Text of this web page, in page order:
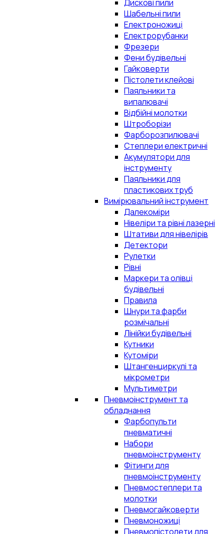
Дискові пили
Шабельні пили
Електроножиці
Електрорубанки
Фрезери
Фени будівельні
Гайковерти
Пістолети клейові
Паяльники та
випалювачі
Відбійні молотки
Штроборізи
Фарборозпилювачі
Степлери електричні
Акумулятори для
інструменту
Паяльники для
пластикових труб
Вимірювальний інструмент
Далекоміри
Нівеліри та рівні лазерні
Штативи для нівелірів
Детектори
Рулетки
Рівні
Маркери та олівці
будівельні
Правила
Шнури та фарби
розмічальні
Лінійки будівельні
Кутники
Кутоміри
Штангенциркулі та
мікрометри
Мультиметри
Пневмоінструмент та
обладнання
Фарбопульти
пневматичні
Набори
пневмоінструменту
Фітинги для
пневмоінструменту
Пневмостеплери та
молотки
Пневмогайковерти
Пневмоножиці
Пневмопістолети для